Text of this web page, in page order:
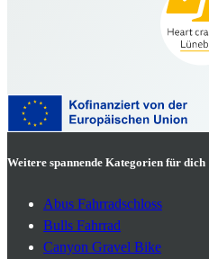
Weitere spannende Kategorien für dich
Abus Fahrradschloss
Bulls Fahrrad
Canyon Gravel Bike